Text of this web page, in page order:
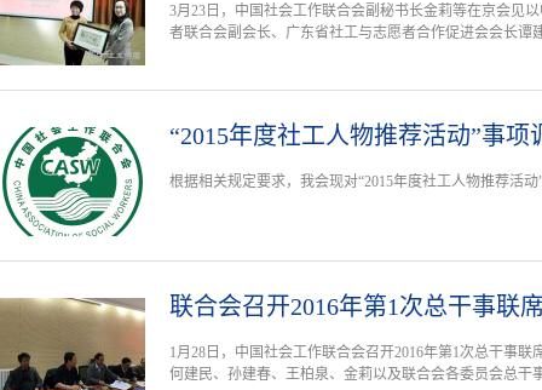
3月23日，中国社会工作联合会副秘书长金莉等在京会见
者联合会副会长、广东省社工与志愿者合作促进会会长谭
“2015年度社工人物推荐活动”事项
根据相关规定要求，我会现对“2015年度社工人物推荐活
联合会召开2016年第1次总干事联
1月28日，中国社会工作联合会召开2016年第1次总干事
何建民、孙建春、王柏泉、金莉以及联合会各委员会总干